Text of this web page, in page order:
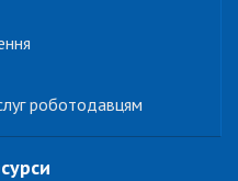
роботодавцям